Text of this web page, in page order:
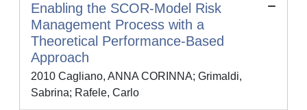
Enabling the SCOR-Model Risk
Management Process with a
Theoretical Performance-Based
Approach
2010 Cagliano, ANNA CORINNA; Grimaldi,
Sabrina; Rafele, Carlo